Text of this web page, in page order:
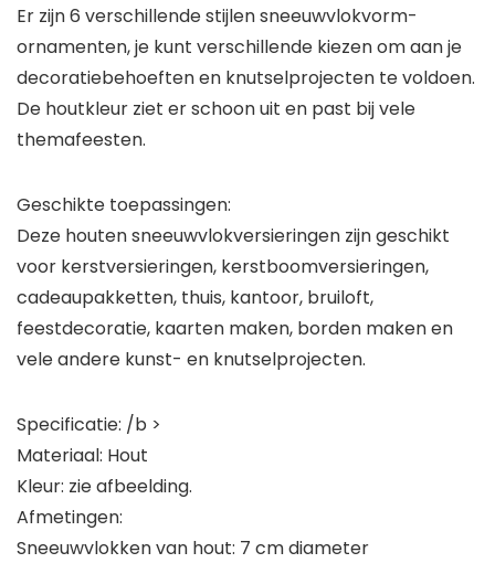
Er zijn 6 verschillende stijlen sneeuwvlokvorm-
ornamenten, je kunt verschillende kiezen om aan je
decoratiebehoeften en knutselprojecten te voldoen.
De houtkleur ziet er schoon uit en past bij vele
themafeesten.
Geschikte toepassingen:
Deze houten sneeuwvlokversieringen zijn geschikt
voor kerstversieringen, kerstboomversieringen,
cadeaupakketten, thuis, kantoor, bruiloft,
feestdecoratie, kaarten maken, borden maken en
vele andere kunst- en knutselprojecten.
Specificatie: /b >
Materiaal: Hout
Kleur: zie afbeelding.
Afmetingen:
Sneeuwvlokken van hout: 7 cm diameter